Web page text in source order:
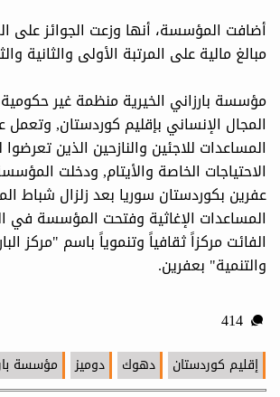
أضافت المؤسسة، أنها وزعت الجوائز على
مبالغ مالية على المرتبة الأولى والثانية
مؤسسة بارزاني الخيرية منظمة غير
المجال الإنساني بإقليم كوردستان, وتعمل
المساعدات للاجئين والنازحين الذين
الاحتياجات الخاصة والأيتام, ودخلت
عفرين بكوردستان سوريا بعد زلزال شباط
المساعدات الإغاثية وفتحت المؤسسة في
الفائت مركزاً ثقافياً وتنموياً باسم "مركز
والتنمية" بعفرين.
إقليم كوردستان دهوك دوميز مؤسسة